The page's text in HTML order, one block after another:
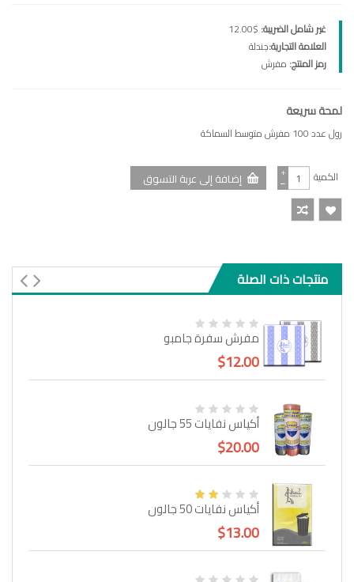
غير شامل الضريبة: $12.00
العلامة التجارية:جندلة
رمز المنتج: مفرش
لمحة سريعة
رول عدد 100 مفرش متوسط السماكة
الكمية −
+
منتجات ذات الصلة
مفرش سفرة جامبو
$12.00
أكياس نفايات 55 جالون
$20.00
أكياس نفايات 50 جالون
$13.00